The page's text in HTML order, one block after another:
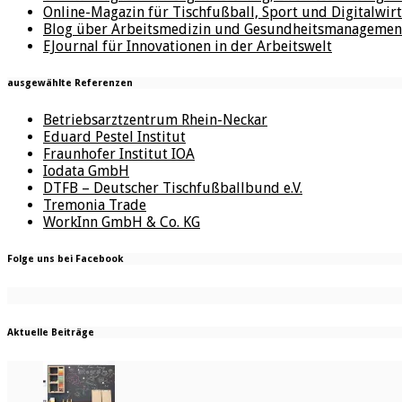
Online-Magazin für Tischfußball, Sport und
Blog über Arbeitsmedizin und
EJournal für Innovationen in der Arbeitswelt
ausgewählte Referenzen
Betriebsarztzentrum Rhein-Neckar
Eduard Pestel Institut
Fraunhofer Institut IOA
Iodata GmbH
DTFB – Deutscher Tischfußballbund e.V.
Tremonia Trade
WorkInn GmbH & Co. KG
Folge uns bei Facebook
Aktuelle Beiträge